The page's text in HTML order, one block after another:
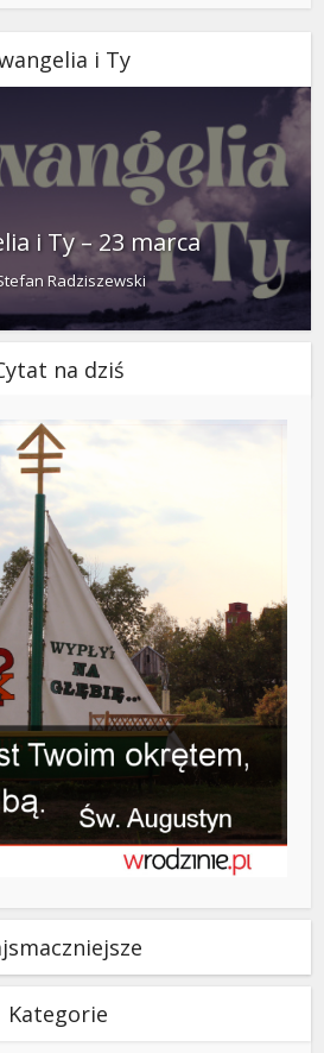
i Ty
i Ty – 23 marca
Radziszewski
na dziś
Kategorie